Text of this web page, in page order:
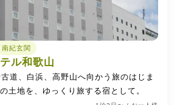
南紀玄関
ル和歌山
道、白浜、高野山へ向かう旅のはじま
土地を、ゆっくり旅する宿として。